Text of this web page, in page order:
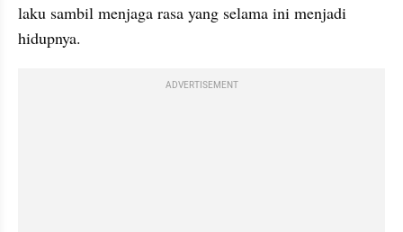
laku sambil menjaga rasa yang selama ini menjadi
hidupnya.
ADVERTISEMENT